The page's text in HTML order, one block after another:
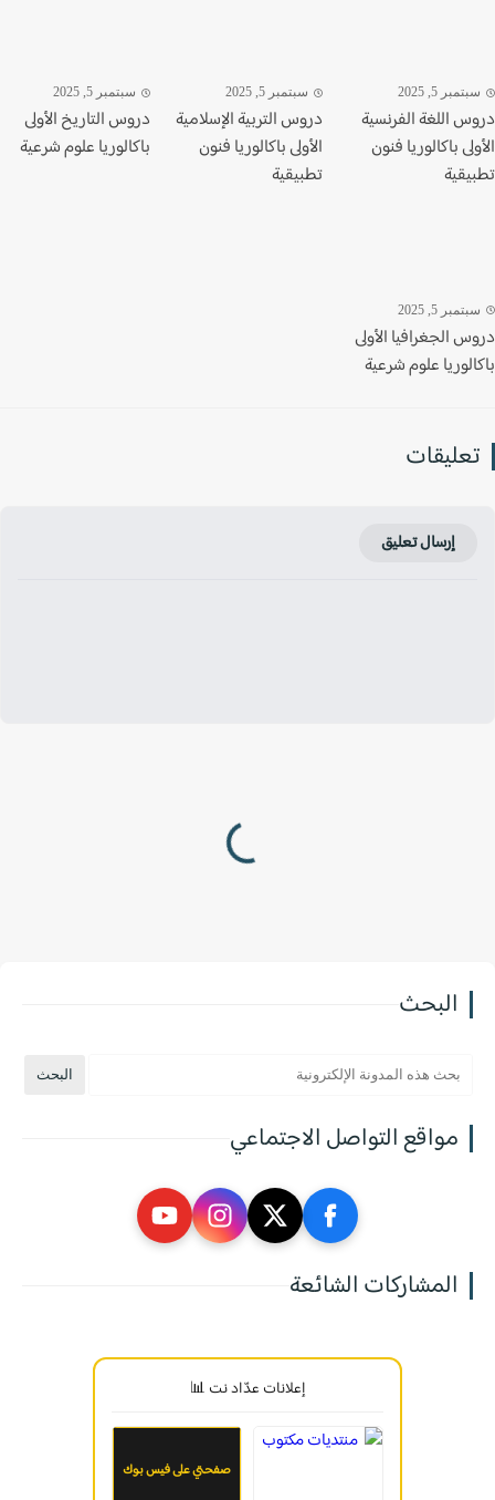
5, 2025
اللغة الفرنسية
باكالوريا فنون
سبتمبر 5, 2025
دروس التربية الإسلامية
الأولى باكالوريا فنون
تطبيقية
سبتمبر 5, 2025
دروس التاريخ الأولى
باكالوريا علوم شرعية
5, 2025
الجغرافيا الأولى
علوم شرعية
إرسال تعليق
البحث
مواقع التواصل الاجتماعي
المشاركات الشائعة
إعلانات عدّاد نت 📊
صفحتي على فيس بوك